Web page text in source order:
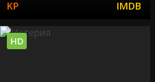
HD